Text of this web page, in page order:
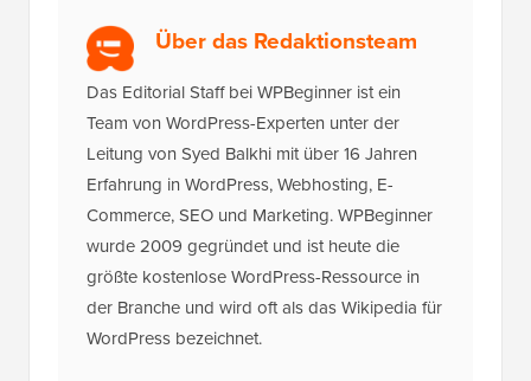
Über das Redaktionsteam
Das Editorial Staff bei WPBeginner ist ein
Team von WordPress-Experten unter der
Leitung von Syed Balkhi mit über 16 Jahren
Erfahrung in WordPress, Webhosting, E-
Commerce, SEO und Marketing. WPBeginner
wurde 2009 gegründet und ist heute die
größte kostenlose WordPress-Ressource in
der Branche und wird oft als das Wikipedia für
WordPress bezeichnet.